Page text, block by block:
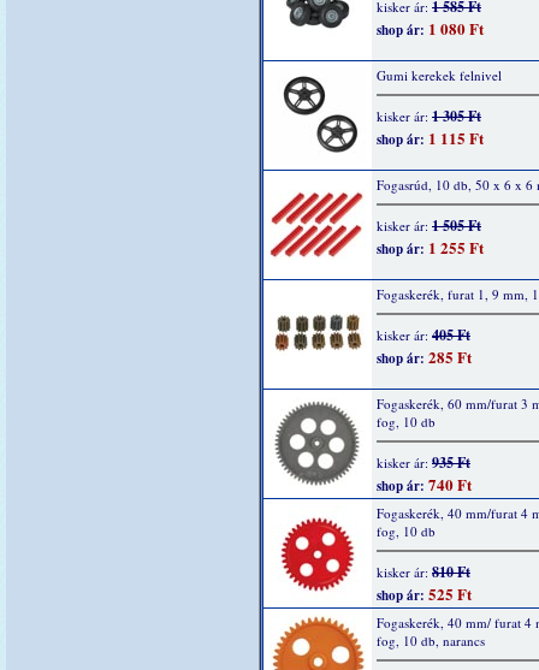
kisker ár: 1 585 Ft
shop ár: 1 080 Ft
Gumi kerekek felnivel
kisker ár: 1 305 Ft
shop ár: 1 115 Ft
Fogasrúd, 10 db, 50 x 6 x 6
kisker ár: 1 505 Ft
shop ár: 1 255 Ft
Fogaskerék, furat 1, 9 mm,
kisker ár: 405 Ft
shop ár: 285 Ft
Fogaskerék, 60 mm/furat 3
fog, 10 db
kisker ár: 935 Ft
shop ár: 740 Ft
Fogaskerék, 40 mm/furat 4
fog, 10 db
kisker ár: 810 Ft
shop ár: 525 Ft
Fogaskerék, 40 mm/ furat 4
fog, 10 db, narancs